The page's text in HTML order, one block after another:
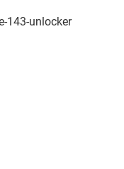
143-unlocker